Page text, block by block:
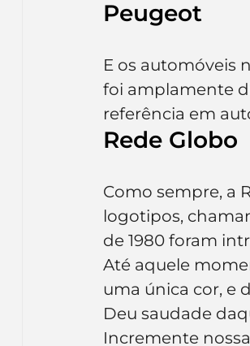
Peugeot
E os automóveis
foi amplamente
referência em
Rede Globo
Como sempre, a
logotipos,
de 1980 foram
Até aquele
uma única cor, e
Deu saudade
Incremente